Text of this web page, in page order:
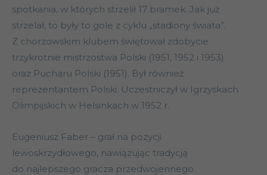
spotkania, w których strzelił 17 bramek. Jak już
strzelał, to były to gole z cyklu „stadiony świata”.
Z chorzowskim klubem świętował zdobycie
trzykrotnie mistrzostwa Polski (1951, 1952 i 1953)
oraz Pucharu Polski (1951). Był również
reprezentantem Polski. Uczestniczył w Igrzyskach
Olimpijskich w Helsinkach w 1952 r.
Eugeniusz Faber – grał na pozycji
lewoskrzydłowego, nawiązując tradycją
do najlepszego gracza przedwojennego